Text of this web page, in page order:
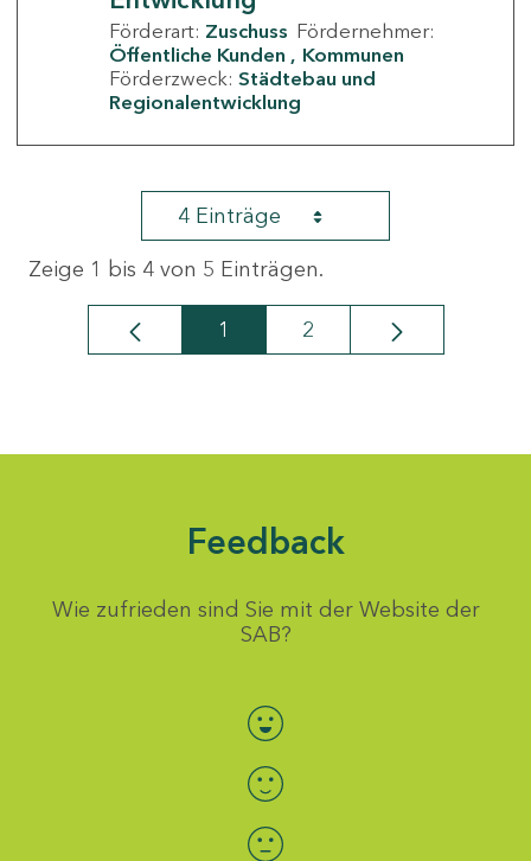
Förderart: Zuschuss Fördernehmer:
Öffentliche Kunden
Kommunen
Förderzweck: Städtebau und
Regionalentwicklung
4 Einträge
Zeige 1 bis 4 von 5 Einträgen.
Seite
1 Seite
2
Feedback
Wie zufrieden sind Sie mit der Website der
SAB?
Bewertung auswählen